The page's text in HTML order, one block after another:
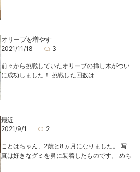
オリーブを増やす
2021/11/18 3
前々から挑戦していたオリーブの挿し木がつい
に成功しました！ 挑戦した回数は
最近
2021/9/1 2
ことはちゃん、2歳と8ヵ月になりました。 写
真は好きなグミを鼻に装着したものです。 めち